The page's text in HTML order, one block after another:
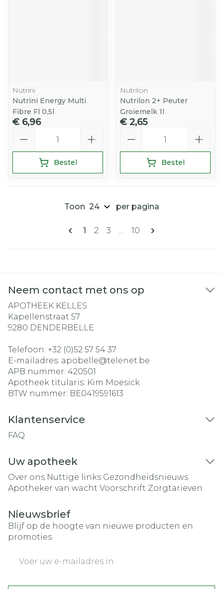
Nutrini
Nutrini Energy Multi
Fibre Fl 0,5l
€ 6,96
Bestel
Nutrilon
Nutrilon 2+ Peuter
Groiemelk 1l
€ 2,65
Bestel
Pagina's
U lees momenteel pagina
1 Pagina
2 Pagina
3 ... Pagina
10
Toon per pagina
Neem contact met ons op
APOTHEEK KELLES
Kapellenstraat 57
9280 DENDERBELLE
Telefoon: +32 (0)52 57 54 37
E-mailadres: apobelle@telenet.be
APB nummer: 420501
Apotheek titularis: Kim Moesick
BTW nummer: BE0419591613
Klantenservice
FAQ
Uw apotheek
Over ons Nuttige links Gezondheidsnieuws
Apotheker van wacht Voorschrift Zorgtarieven
Nieuwsbrief
Blijf op de hoogte van nieuwe producten en
promoties